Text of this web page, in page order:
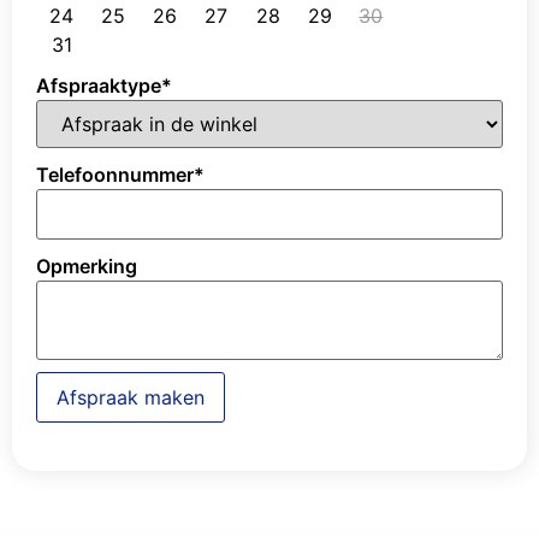
24
25 26 27 28 29
30
31
Afspraaktype*
Telefoonnummer*
Opmerking
Afspraak maken